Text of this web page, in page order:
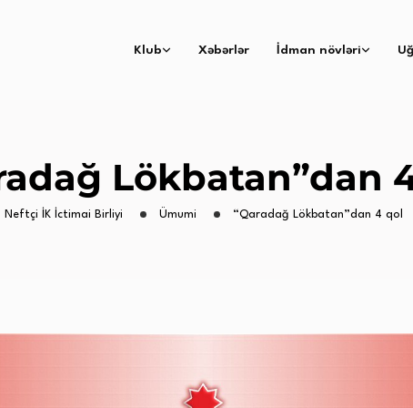
Klub Xəbərlər İdman növləri
Lökbatan”dan
Neftçi İK İctimai Birliyi Ümumi “Qaradağ Lökbatan”dan 4 qol